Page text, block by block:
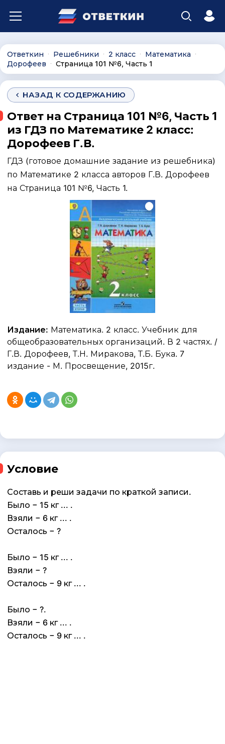
Ответкин ∙ Решебники ∙ 2 класс ∙ Математика ∙
Дорофеев ∙ Страница 101 №6, Часть 1
НАЗАД К СОДЕРЖАНИЮ
Ответ на Страница 101 №6, Часть 1
из ГДЗ по Математике 2 класс:
Дорофеев Г.В.
ГДЗ (готовое домашние задание из решебника)
по Математике 2 класса авторов Г.В. Дорофеев
на Страница 101 №6, Часть 1.
Издание: Математика. 2 класс. Учебник для
общеобразовательных организаций. В 2 частях. /
Г.В. Дорофеев, Т.Н. Миракова, Т.Б. Бука. 7
издание - М. Просвещение, 2015г.
Условие
Составь и реши задачи по краткой записи.
Было − 15 кг ... .
Взяли − 6 кг ... .
Осталось − ?
Было − 15 кг ... .
Взяли − ?
Осталось − 9 кг ... .
Было − ?.
Взяли − 6 кг ... .
Осталось − 9 кг ... .